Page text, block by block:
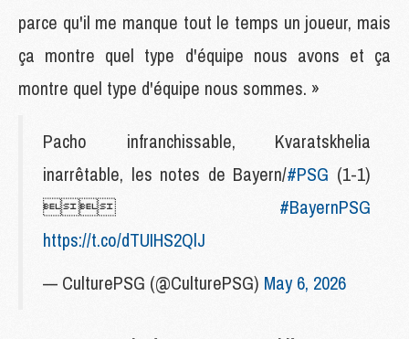
parce qu'il me manque tout le temps un joueur, mais
ça montre quel type d'équipe nous avons et ça
montre quel type d'équipe nous sommes. »
Pacho infranchissable, Kvaratskhelia
inarrêtable, les notes de Bayern/#PSG (1-1)
 #BayernPSG
https://t.co/dTUIHS2QlJ
— CulturePSG (@CulturePSG) May 6, 2026